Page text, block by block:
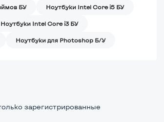
БУ Ноутбуки Intel Core i5 БУ
Ноутбуки Intel Core i3 БУ
Ноутбуки для Photoshop Б/У
зарегистрированные